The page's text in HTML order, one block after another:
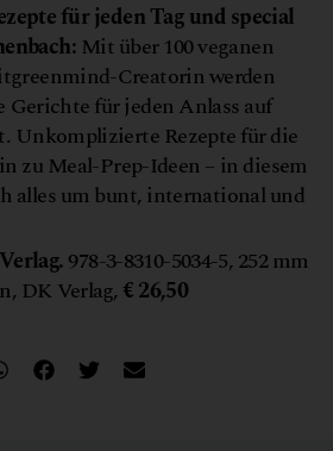
für jeden Tag und special
Mit über 100 veganen
Creatorin werden
Gerichte für jeden Anlass auf
Unkomplizierte Rezepte für die
zu Meal-Prep-Ideen – in diesem
alles um bunt, international und
978-3-8310-5034-5, 252 mm
DK Verlag,€ 26,50